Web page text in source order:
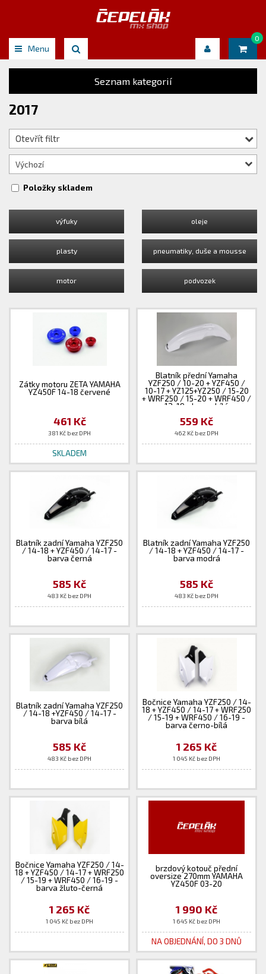
Menu
0
Seznam kategorií
2017
Otevřít filtr
Výchozí
Položky skladem
výfuky oleje
plasty pneumatiky, duše a mousse
motor podvozek
Zátky motoru ZETA YAMAHA
YZ450F 14-18 červené
461 Kč
381 Kč bez DPH
SKLADEM
Blatník přední Yamaha
YZF250 / 10-20 + YZF450 /
10-17 + YZ125+YZ250 / 15-20
+ WRF250 / 15-20 + WRF450 /
12-19 - barva bílá
559 Kč
462 Kč bez DPH
Blatník zadní Yamaha YZF250
/ 14-18 + YZF450 / 14-17 -
barva černá
585 Kč
483 Kč bez DPH
Blatník zadní Yamaha YZF250
/ 14-18 + YZF450 / 14-17 -
barva modrá
585 Kč
483 Kč bez DPH
Blatník zadní Yamaha YZF250
/ 14-18 +YZF450 / 14-17 -
barva bílá
585 Kč
483 Kč bez DPH
Bočnice Yamaha YZF250 / 14-
18 + YZF450 / 14-17 + WRF250
/ 15-19 + WRF450 / 16-19 -
barva černo-bílá
1 265 Kč
1 045 Kč bez DPH
Bočnice Yamaha YZF250 / 14-
18 + YZF450 / 14-17 + WRF250
/ 15-19 + WRF450 / 16-19 -
barva žluto-černá
1 265 Kč
1 045 Kč bez DPH
brzdový kotouč přední
oversize 270mm YAMAHA
YZ450F 03-20
1 990 Kč
1 645 Kč bez DPH
NA OBJEDNÁNÍ, DO 3 DNŮ